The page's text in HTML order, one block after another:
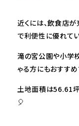
近くには、飲食店
で利便性に優れてい
滝の宮公園や小学
ゃる方にもおすすめ
土地面積は56.61坪
🎈